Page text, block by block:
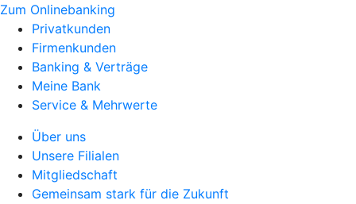
Zum Onlinebanking
Privatkunden
Firmenkunden
Banking & Verträge
Meine Bank
Service & Mehrwerte
Über uns
Unsere Filialen
Mitgliedschaft
Gemeinsam stark für die Zukunft